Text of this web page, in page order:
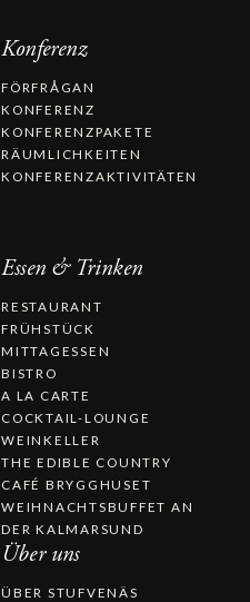
Konferenz
FÖRFRÅGAN
KONFERENZ
KONFERENZPAKETE
RÄUMLICHKEITEN
KONFERENZAKTIVITÄTEN
Essen & Trinken
RESTAURANT
FRÜHSTÜCK
MITTAGESSEN
BISTRO
A LA CARTE
COCKTAIL-LOUNGE
WEINKELLER
THE EDIBLE COUNTRY
CAFÉ BRYGGHUSET
WEIHNACHTSBUFFET AN
DER KALMARSUND
Über uns
ÜBER STUFVENÄS